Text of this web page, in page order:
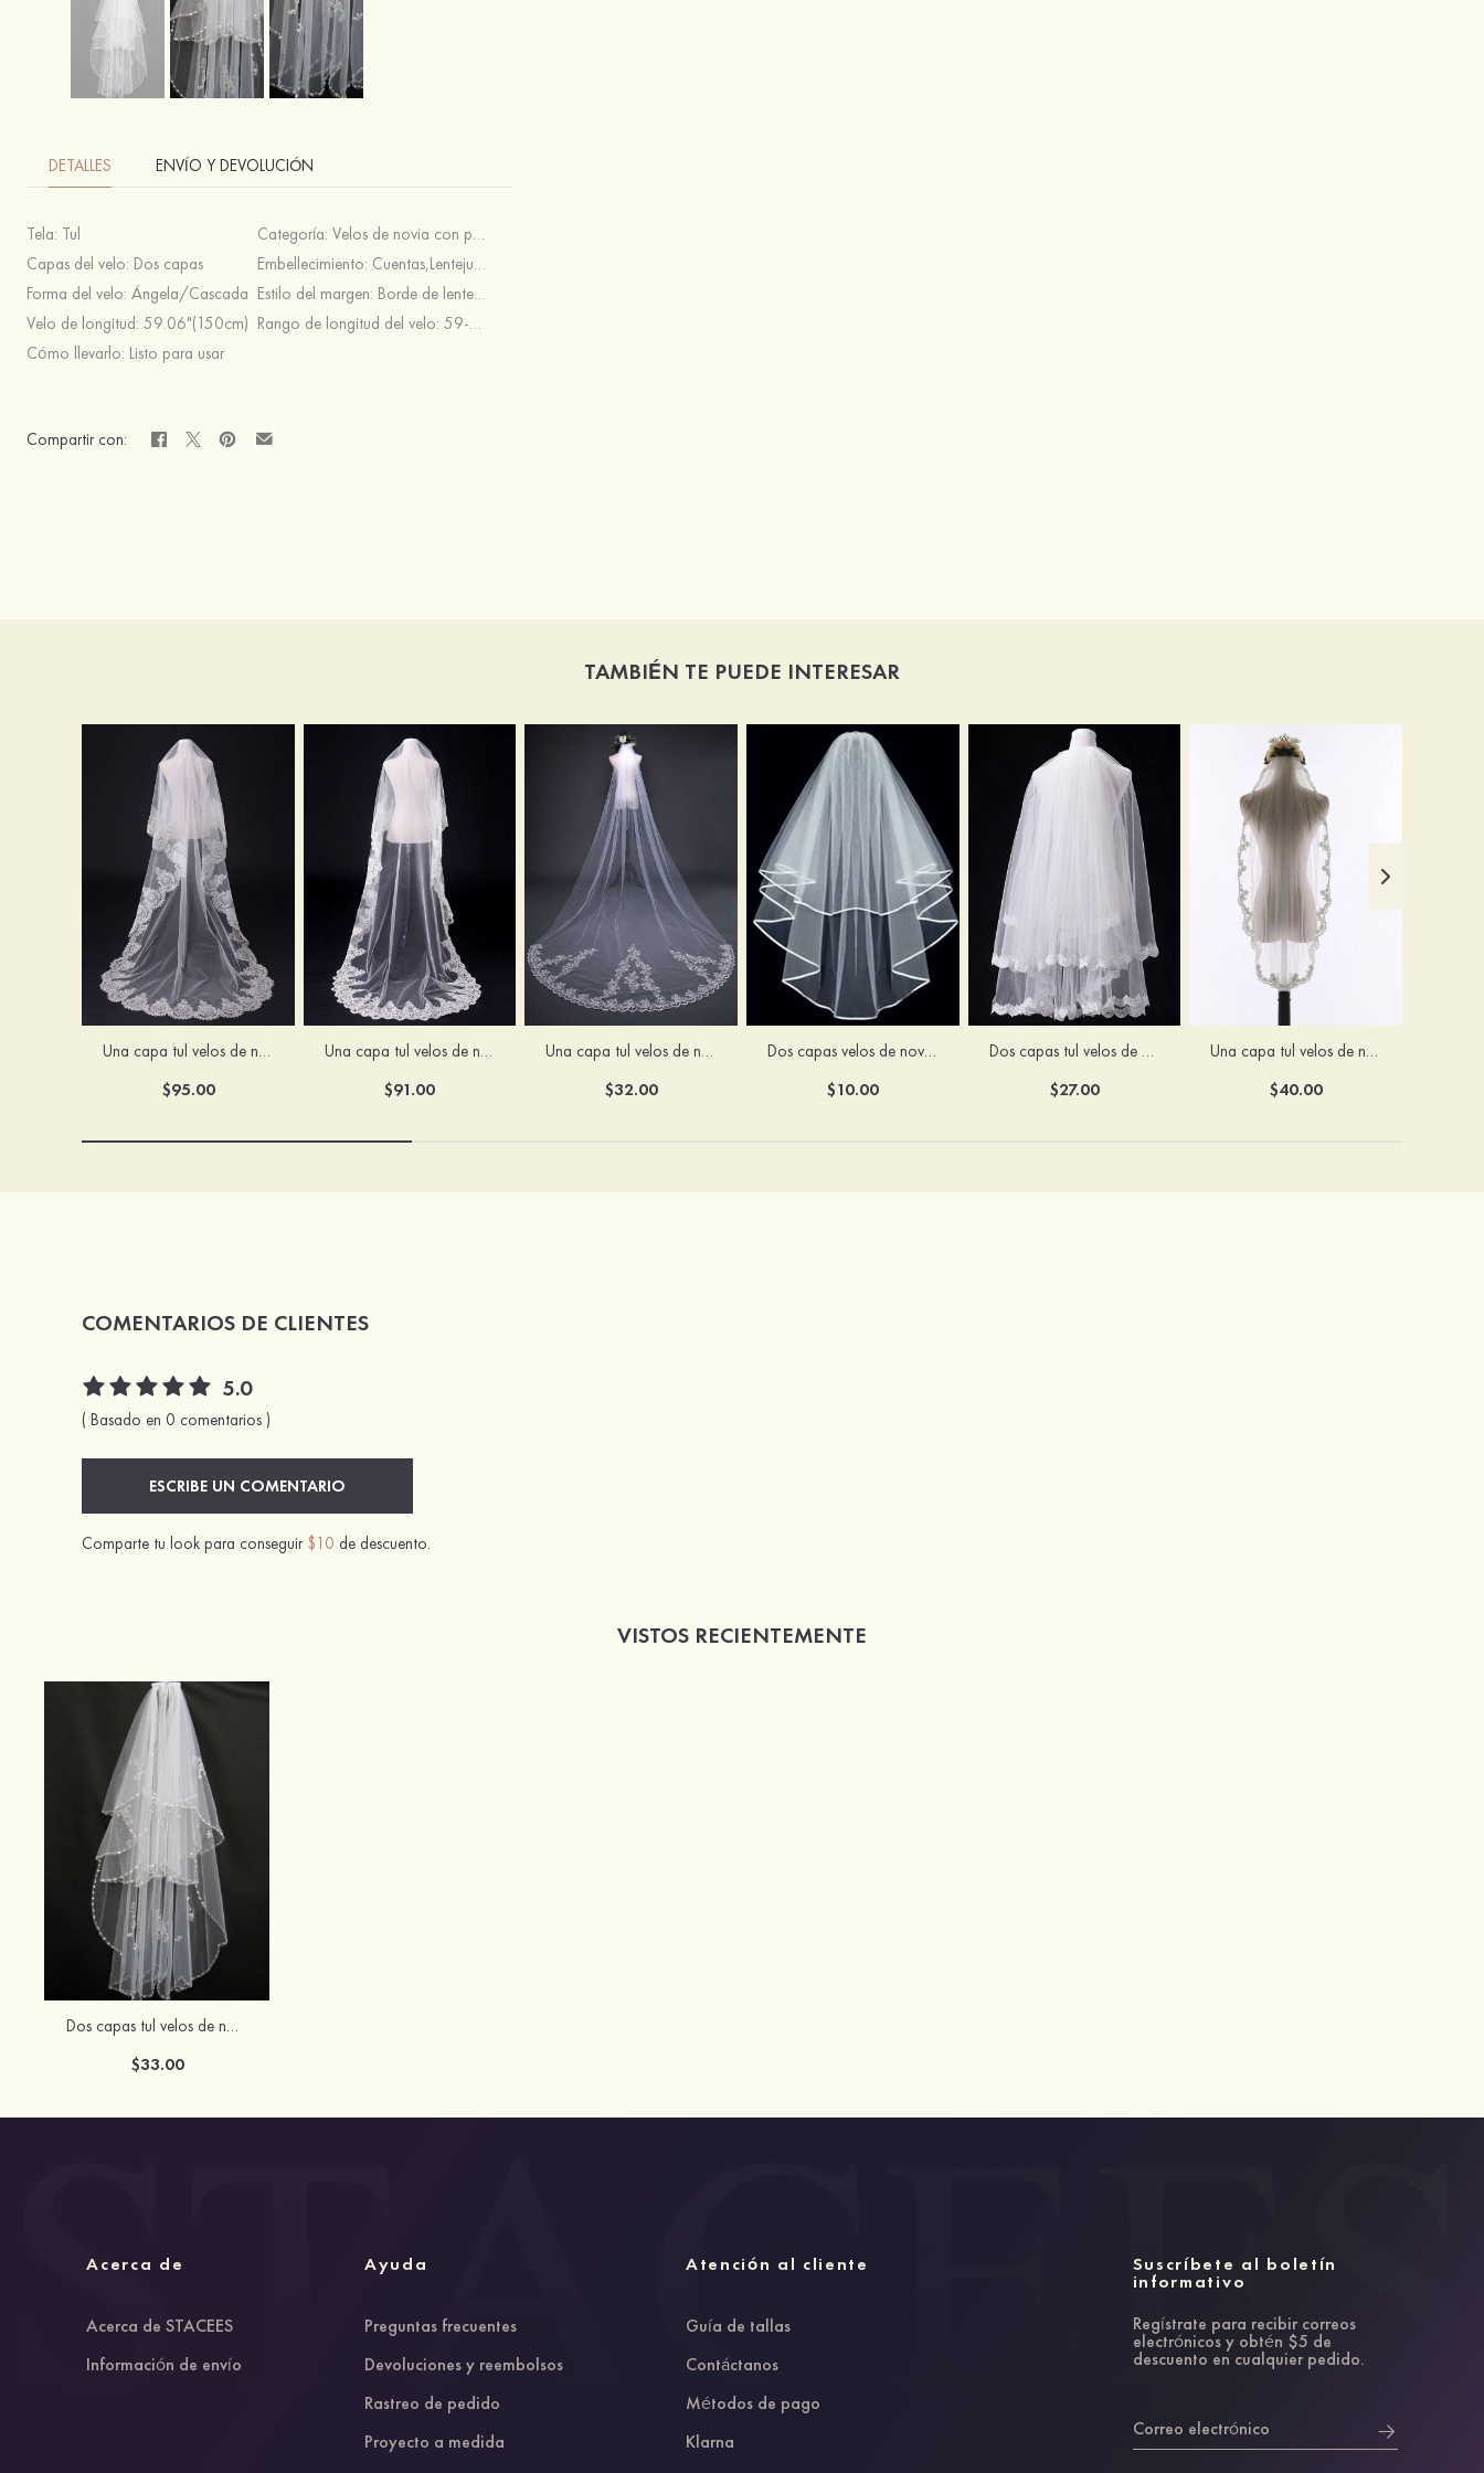
DETALLES ENVÍO Y DEVOLUCIÓN
Tela: Tul Categoría: Velos de novia con puntas de dedos
Capas del velo: Dos capas Embellecimiento: Cuentas,Lentejuela
Forma del velo: Ángela/Cascada Estilo del margen: Borde de lentejuelas
Velo de longitud: 59.06"(150cm) Rango de longitud del velo: 59-79 pulgada
Cómo llevarlo: Listo para usar
Compartir con:
TAMBIÉN TE PUEDE INTERESAR
Una capa tul velos de novia capilla
$95.00
Una capa tul velos de novia capilla velos de novia
$91.00
Una capa tul velos de novia catedral
$32.00
Dos capas velos de novia al codo tul malla
$10.00
Dos capas tul velos de novia con puntas de dedos
$27.00
Una capa tul velos de novia con puntas de dedos
$40.00
COMENTARIOS DE CLIENTES
5.0
( Basado en 0 comentarios )
ESCRIBE UN COMENTARIO
Comparte tu look para conseguir $10 de descuento.
VISTOS RECIENTEMENTE
Dos capas tul velos de novia con puntas de dedos con cuentas lentejuela
$33.00
Acerca de
Acerca de STACEES
Información de envío
Ayuda
Preguntas frecuentes
Devoluciones y reembolsos
Rastreo de pedido
Proyecto a medida
Atención al cliente
Guía de tallas
Contáctanos
Métodos de pago
Klarna
Suscríbete al boletín
informativo
Regístrate para recibir correos
electrónicos y obtén $5 de
descuento en cualquier pedido.
Correo electrónico